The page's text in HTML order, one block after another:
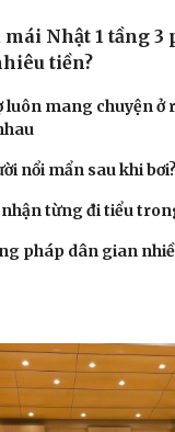
Nhật 1 tầng 3
tiền?
luôn mang chuyện ở
nổi mẩn sau khi bơi?
từng đi tiểu
pháp dân gian